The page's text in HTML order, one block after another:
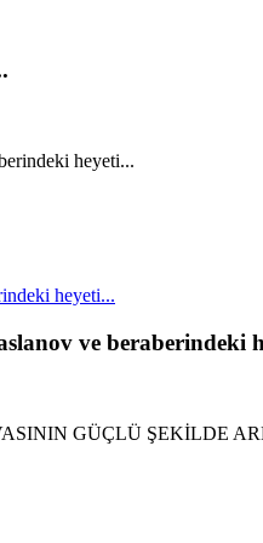
heyeti...
ve beraberindeki